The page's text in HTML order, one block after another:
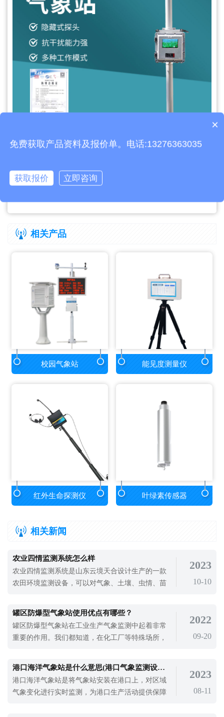
文章地址： https://www.thyqz.com/jswz/998.html
上一篇： VOC在线监测设备厂家原理
相关产品
校园气象站 能见度测量仪
红外生命探测仪 叶绿素传感器
相关新闻
农业四情监测系统怎么样
农业四情监测系统是山东云境天合设计生产的一款
农田环境监测设备，可以对气象、土壤、虫情、苗
需要的二氧化碳就越多。二氧化碳是光合作用的基
础，其浓度变化影响作物的生理反应。随着作物产
量的增加，土壤需要提供更多的营养。除
2023
10-10
罐区防爆型气象站使用优点有哪些？
罐区防爆型气象站在工业生产气象监测中起着非常
重要的作用。我们都知道，在化工厂等特殊场所，
制能量和放热的化学反应。如果能量无法控制，就
会发生爆炸。因此，做好气象监测对安全生产具有
特殊意义，做好预防工作，减少生产危险
2022
09-20
港口海洋气象站是什么意思(港口气象监测设备实用性)
港口海洋气象站是将气象站安装在港口上，对区域
气象变化进行实时监测，为港口生产活动提供保障
2023
08-11
产品包含安装吗？
×
免费获取产品资料及报价单。电话:13276363035
获取报价 立即咨询